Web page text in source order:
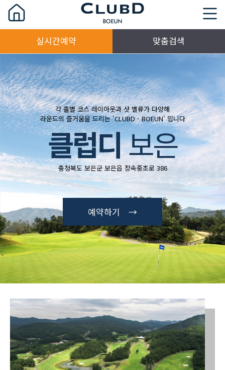
실시간예약 맞춤검색
각 홀별 코스 레이아웃과 샷 밸류가 다양해
라운드의 즐거움을 드리는 'CLUBD - BOEUN' 입니다
클럽디보은
충청북도 보은군 보은읍 장속중초로 386
예약하기 →